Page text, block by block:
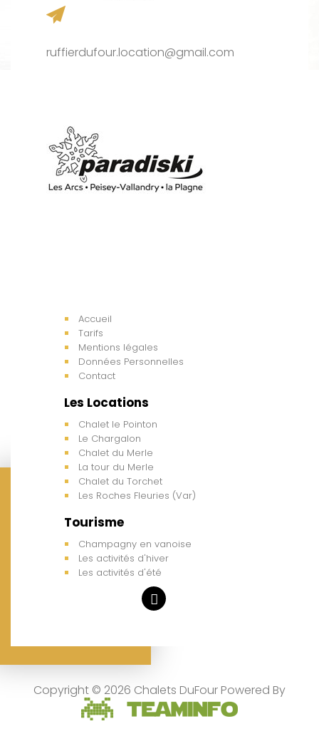
ruffierdufour.location@gmail.com
Accueil
Tarifs
Mentions légales
Données Personnelles
Contact
Les Locations
Chalet le Pointon
Le Chargalon
Chalet du Merle
La tour du Merle
Chalet du Torchet
Les Roches Fleuries (Var)
Tourisme
Champagny en vanoise
Les activités d'hiver
Les activités d'été
Copyright © 2026 Chalets DuFour Powered By